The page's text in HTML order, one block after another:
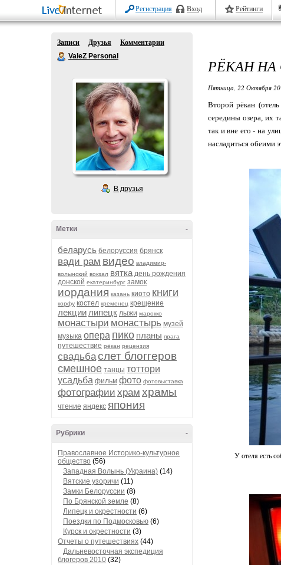
Регистрация Вход Рейтинги
Записи Друзья
Комментарии
ValeZ Personal
В друзья
-
Метки
беларусь белоруссия брянск
вади рам видео владимир-
волынский вокзал вятка день рождения
донской екатеринбург замок
иордания казань киото книги
корфу костел кременец крещение
лекции липецк лыжи марокко
монастыри монастырь музей
музыка опера пико планы прага
путешествие рёкан рецензия
свадьбаслет блоггеров
смешное танцы тоттори
усадьба фильм фото фотовыставка
фотографии храм храмы
чтение яндекс япония
-
Рубрики
Православное Историко-культурное
общество (56)
Западная Волынь (Украина) (14)
Вятские узоричи (11)
Замки Белоруссии (8)
По Брянской земле (8)
Липецк и окрестности (6)
Поездки по Подмосковью (6)
Курск и окрестности (3)
Отчеты о путешествиях (44)
Дальневосточная экспедиция
блогеров 2010 (32)
РЁКАН НА
Пятница, 22 Октября
Второй рёкан
середины озера, их
так и вне его - на
насладиться обеими
У отеля есть